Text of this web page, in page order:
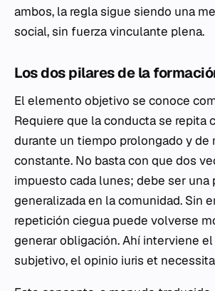
ambos, la regla sigue siendo una
social, sin fuerza vinculante plena.
Los dos pilares de la
El elemento objetivo se conoce
Requiere que la conducta se repita
durante un tiempo prolongado y de
constante. No basta con que dos
impuesto cada lunes; debe ser una
generalizada en la comunidad. Sin
repetición ciegua puede volverse
generar obligación. Ahí interviene
subjetivo, elopinio iuris et